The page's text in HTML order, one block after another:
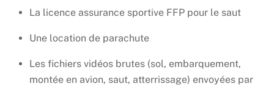
La licence assurance sportive FFP pour le saut
Une location de parachute
Les fichiers vidéos brutes (sol, embarquement,
montée en avion, saut, atterrissage) envoyées par